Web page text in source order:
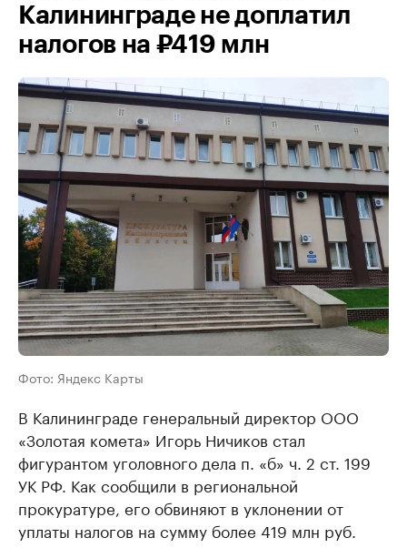
Калининграде не доплатил
налогов на ₽419 млн
Фото: Яндекс Карты
В Калининграде генеральный директор ООО
«Золотая комета» Игорь Ничиков стал
фигурантом уголовного дела п. «б» ч. 2 ст. 199
УК РФ. Как сообщили в региональной
прокуратуре, его обвиняют в уклонении от
уплаты налогов на сумму более 419 млн руб.